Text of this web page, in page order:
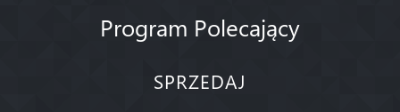
Program Polecający
SPRZEDAJ